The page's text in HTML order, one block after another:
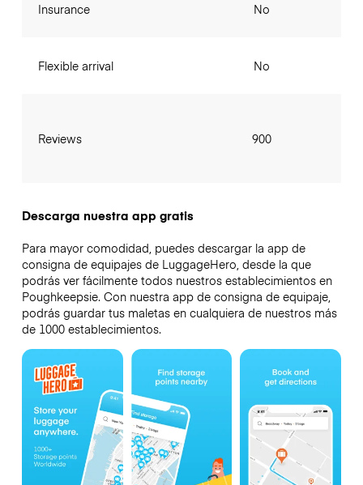
Insurance
Flexible arrival
Reviews
No
No
900
Descarga nuestra app gratis
Para mayor comodidad, puedes descargar la app de
consigna de equipajes de LuggageHero, desde la que
podrás ver fácilmente todos nuestros establecimientos en
Poughkeepsie. Con nuestra app de consigna de equipaje,
podrás guardar tus maletas en cualquiera de nuestros más
de 1000 establecimientos.